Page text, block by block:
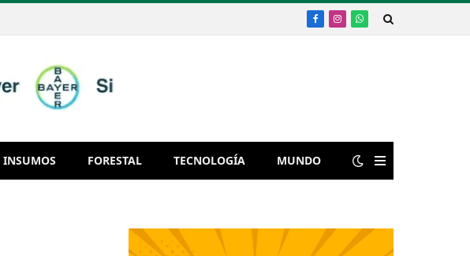
Facebook
Instagram
WhatsApp
INSUMOS FORESTAL TECNOLOGÍA MUNDO